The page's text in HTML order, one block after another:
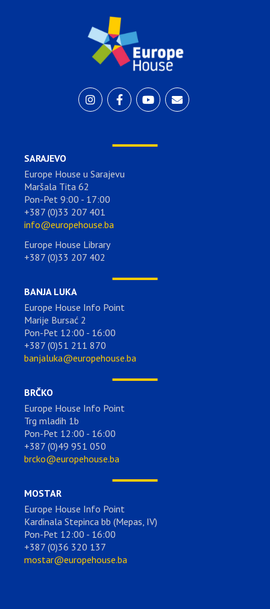
SARAJEVO
Europe House u Sarajevu
Maršala Tita 62
Pon-Pet 9:00 - 17:00
+387 (0)33 207 401
info@europehouse.ba
Europe House Library
+387 (0)33 207 402
BANJA LUKA
Europe House Info Point
Marije Bursać 2
Pon-Pet 12:00 - 16:00
+387 (0)51 211 870
banjaluka@europehouse.ba
BRČKO
Europe House Info Point
Trg mladih 1b
Pon-Pet 12:00 - 16:00
+387 (0)49 951 050
brcko@europehouse.ba
MOSTAR
Europe House Info Point
Kardinala Stepinca bb (Mepas, IV)
Pon-Pet 12:00 - 16:00
+387 (0)36 320 137
mostar@europehouse.ba